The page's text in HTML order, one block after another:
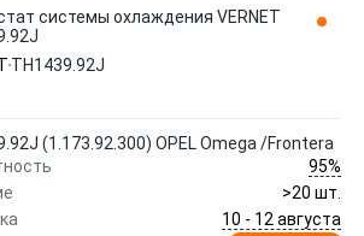
системы охлаждения VERNET
TH1439.92J
(1.173.92.300) OPEL Omega /Frontera
95%
>20 шт.
10 - 12 августа